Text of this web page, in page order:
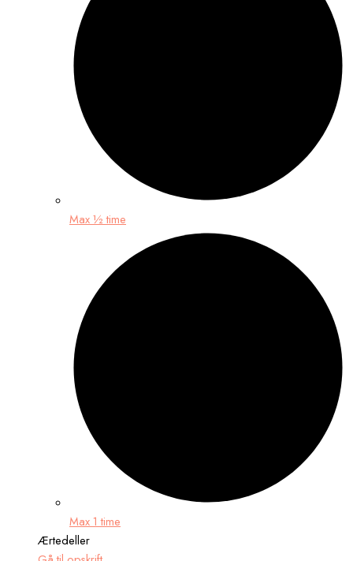
Max ½ time
Max 1 time
Ærtedeller